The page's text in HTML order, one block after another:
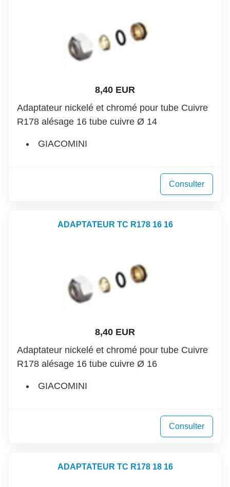
8,40 EUR
Adaptateur nickelé et chromé pour tube Cuivre
R178 alésage 16 tube cuivre Ø 14
GIACOMINI
Consulter
ADAPTATEUR TC R178 16 16
8,40 EUR
Adaptateur nickelé et chromé pour tube Cuivre
R178 alésage 16 tube cuivre Ø 16
GIACOMINI
Consulter
ADAPTATEUR TC R178 18 16